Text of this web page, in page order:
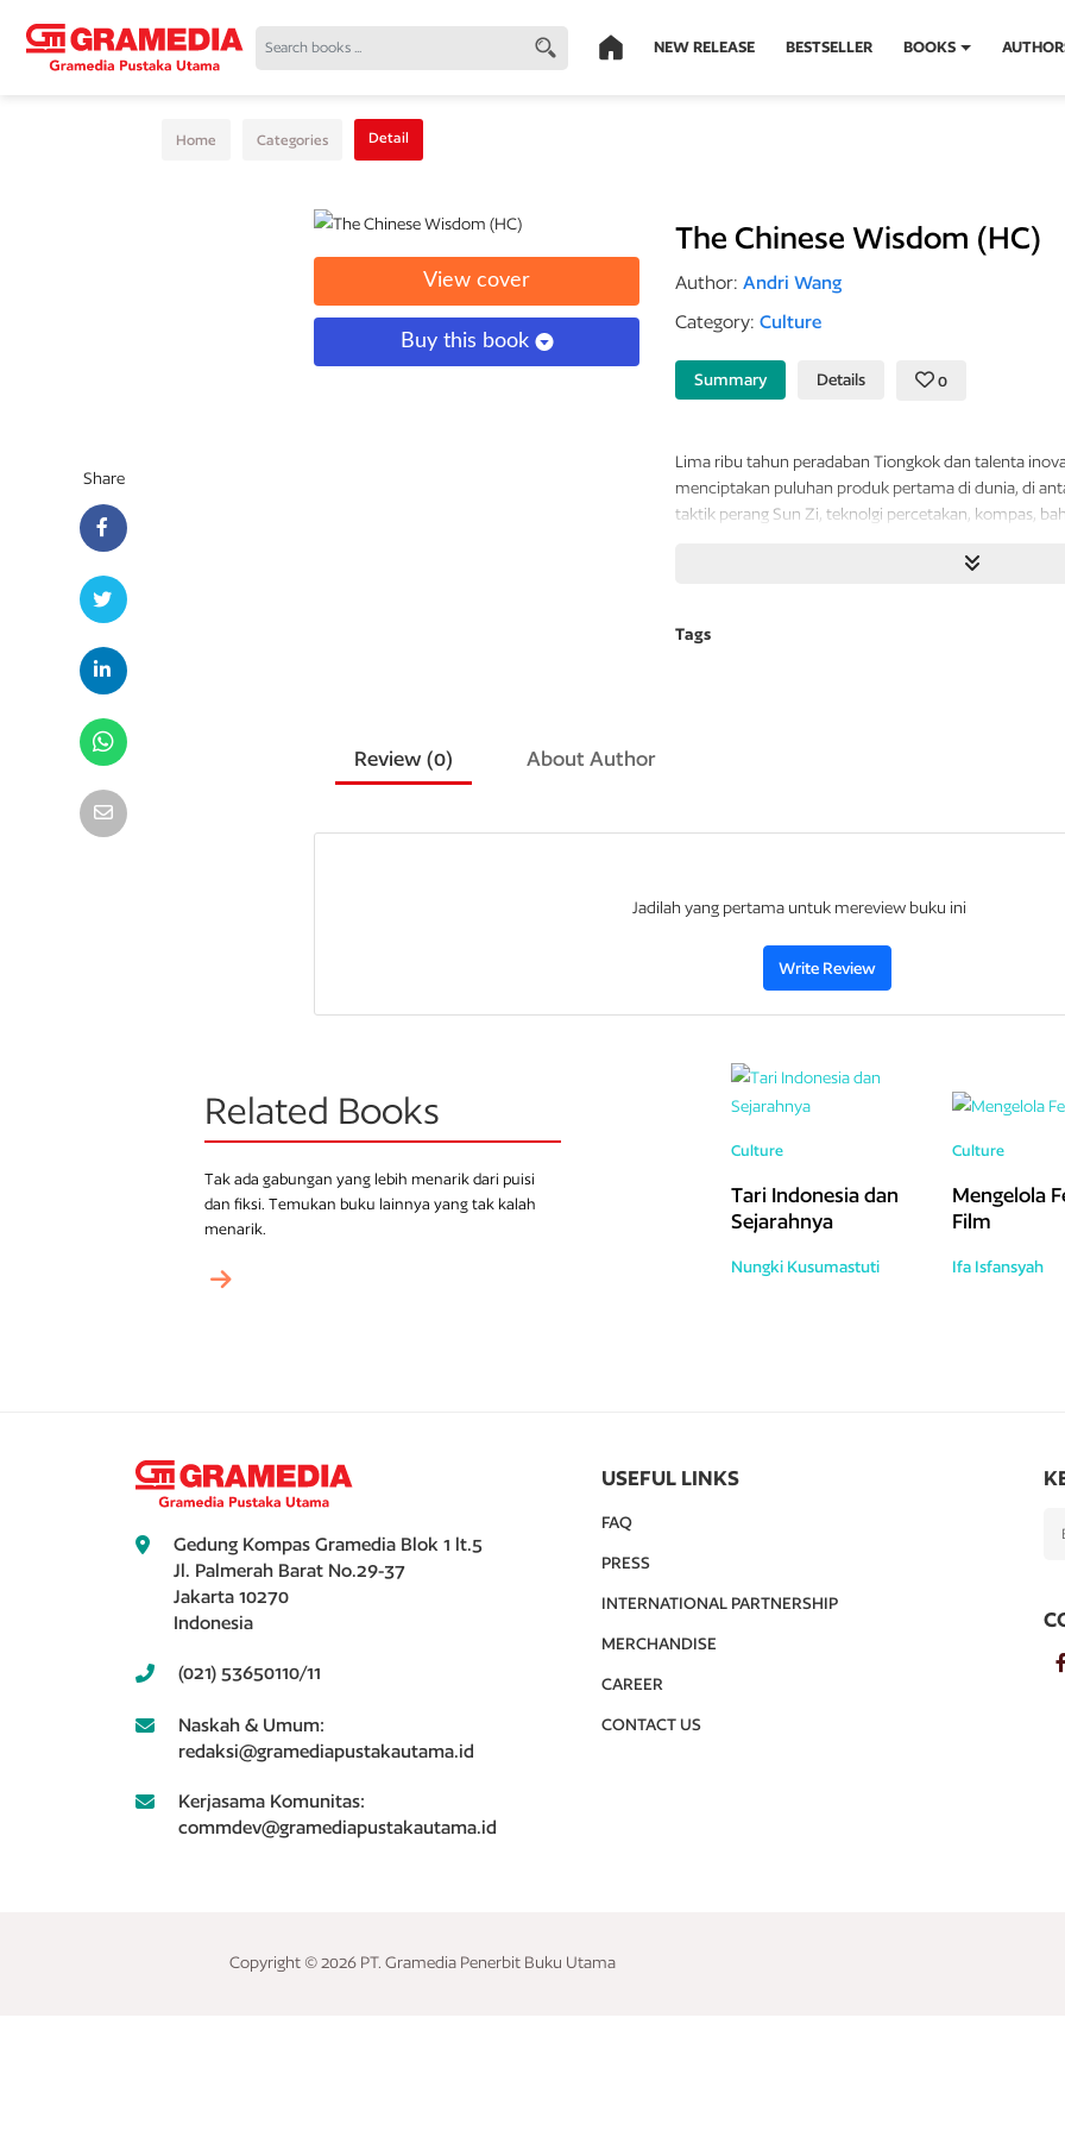
NEW RELEASE BESTSELLER BOOKS
Share
Home Categories Detail
View cover
Buy this book
The Chinese Wisdom (HC)
Author: Andri Wang
Category: Culture
Summary Details 0
Lima ribu tahun peradaban Tiongkok dan talenta
menciptakan puluhan produk pertama di dunia, di
taktik perang Sun Zi, teknolgi percetakan, kompas,
navigasi (Cheng Ho) dan masih banyak lainnya.
kata-kata bijak. Kiranya masih relevan untuk dibaca
Tags
Review (0) About Author
Jadilah yang pertama untuk mereview buku ini
Write Review
Related Books
Tak ada gabungan yang lebih menarik dari puisi
dan fiksi. Temukan buku lainnya yang tak kalah
menarik.
Culture
Tari Indonesia dan
Sejarahnya
Nungki Kusumastuti
Culture
Mengelola
Film
Ifa Isfansyah
Gedung Kompas Gramedia Blok 1 lt.5
Jl. Palmerah Barat No.29-37
Jakarta 10270
Indonesia
(021) 53650110/11
Naskah & Umum:
redaksi@gramediapustakautama.id
Kerjasama Komunitas:
commdev@gramediapustakautama.id
USEFUL LINKS
FAQ
PRESS
INTERNATIONAL PARTNERSHIP
MERCHANDISE
CAREER
CONTACT US
Copyright © 2026 PT. Gramedia Penerbit Buku Utama